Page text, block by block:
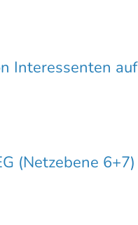
Interessenten auf
(Netzebene 6+7)